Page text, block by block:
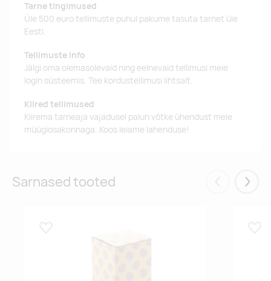
Tarne tingimused
Üle 500 euro tellimuste puhul pakume tasuta tarnet üle
Eesti.
Tellimuste info
Jälgi oma olemasolevaid ning eelnevaid tellimusi meie
login süsteemis. Tee kordustellimusi lihtsalt.
Kiired tellimused
Kiirema tarneaja vajadusel palun võtke ühendust meie
müügiosakonnaga. Koos leiame lahenduse!
Sarnased tooted Eelmised